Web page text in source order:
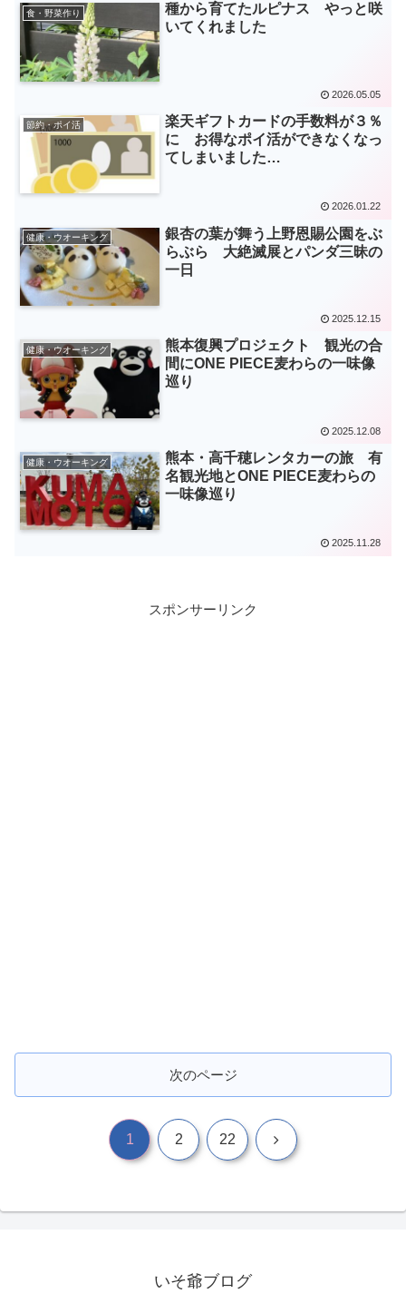
食・野菜作り
種から育てたルピナス やっと咲
いてくれました
2026.05.05
節約・ポイ活
楽天ギフトカードの手数料が３％
に お得なポイ活ができなくなっ
てしまいました…
2026.01.22
健康・ウオーキング
銀杏の葉が舞う上野恩賜公園をぶ
らぶら 大絶滅展とパンダ三昧の
一日
2025.12.15
健康・ウオーキング
熊本復興プロジェクト 観光の合
間にONE PIECE麦わらの一味像
巡り
2025.12.08
健康・ウオーキング
熊本・高千穂レンタカーの旅 有
名観光地とONE PIECE麦わらの
一味像巡り
2025.11.28
スポンサーリンク
次のページ
1 2 22 次
いそ爺ブログ